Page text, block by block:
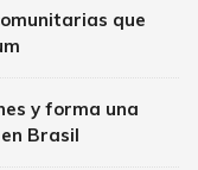
que
y forma una
Brasil